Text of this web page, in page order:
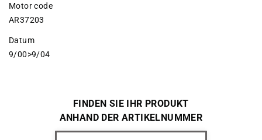
Motor code
AR37203
Datum
9/00>9/04
FINDEN SIE IHR PRODUKT
ANHAND DER ARTIKELNUMMER